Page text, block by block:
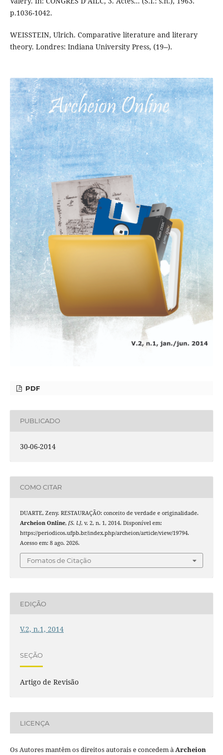
p.1036-1042.
WEISSTEIN, Ulrich. Comparative literature and literary
theory. Londres: Indiana University Press, (19--).
PDF
PUBLICADO
30-06-2014
COMO CITAR
DUARTE, Zeny. RESTAURAÇÃO: conceito de verdade e originalidade.
Archeion Online, [S. l.], v. 2, n. 1, 2014. Disponível em:
https://periodicos.ufpb.br/index.php/archeion/article/view/19794.
Acesso em: 8 ago. 2026.
Fomatos de Citação
EDIÇÃO
V.2, n.1, 2014
SEÇÃO
Artigo de Revisão
LICENÇA
Os Autores mantêm os direitos autorais e concedem àArcheion